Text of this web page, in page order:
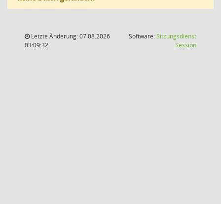
Letzte Änderung: 07.08.2026
03:09:32
Software:Sitzungsdienst
Session(Wird in